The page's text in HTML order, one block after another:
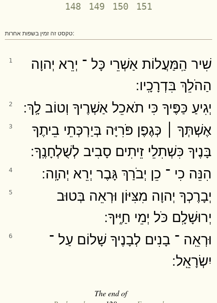
148
149 150 151
טקסט זה זמין בשפות אחרות:
1
שִׁיר הַֽמַּעֲלוֹת אַשְׁרֵי כָּל ־ יְרֵא יְהוָה
הַהֹלֵךְ בִּדְרָכָֽיו ׃
2 יְגִיעַ כַּפֶּיךָ כִּי תֹאכֵל אַשְׁרֶיךָ וְטוֹב לָֽךְ ׃
3
אֶשְׁתְּךָ ׀ כְּגֶפֶן פֹּרִיָּה בְּיַרְכְּתֵי בֵיתֶךָ
בָּנֶיךָ כִּשְׁתִלֵי זֵיתִים סָבִיב לְשֻׁלְחָנֶֽךָ ׃
4 הִנֵּה כִי ־ כֵן יְבֹרַךְ גָּבֶר יְרֵא יְהוָֽה ׃
5
יְבָרֶכְךָ יְהוָה מִצִּיּוֹן וּרְאֵה בְּטוּב
יְרוּשָׁלִָם כֹּל יְמֵי חַיֶּֽיךָ ׃
6
וּרְאֵֽה ־ בָנִים לְבָנֶיךָ שָׁלוֹם עַל ־
יִשְׂרָאֵֽל ׃
The end of